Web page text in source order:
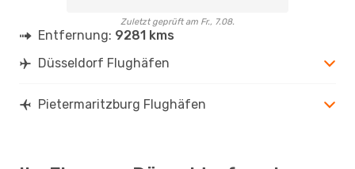
Zuletzt geprüft am Fr., 7.08.
Entfernung: 9281 kms
Düsseldorf Flughäfen
Pietermaritzburg Flughäfen